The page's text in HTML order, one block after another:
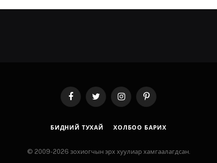
FacebookTwitter InstagramPinterest
БИДНИЙ ТУХАЙ ХОЛБОО БАРИХ
© 2009-2026 зохиогчын эрх хуулиар хамгаалагдсан.